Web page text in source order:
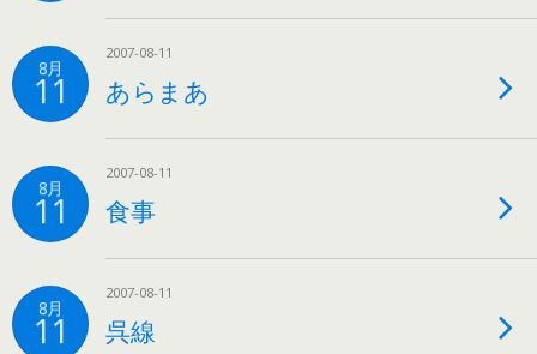
8月
11
2007-08-11
あらまあ
8月
11
2007-08-11
食事
8月
11
2007-08-11
呉線